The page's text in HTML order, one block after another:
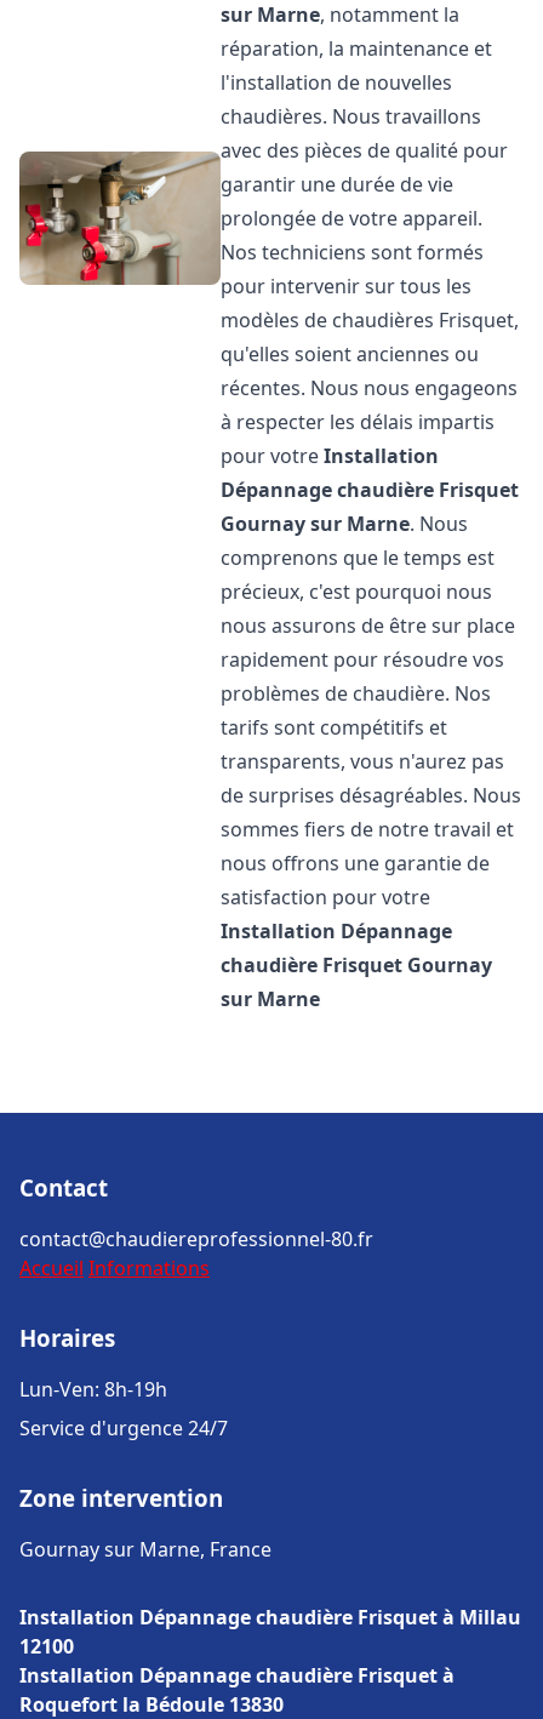
sur Marne, notamment la
réparation, la maintenance et
l'installation de nouvelles
chaudières. Nous travaillons
avec des pièces de qualité pour
garantir une durée de vie
prolongée de votre appareil.
Nos techniciens sont formés
pour intervenir sur tous les
modèles de chaudières Frisquet,
qu'elles soient anciennes ou
récentes. Nous nous engageons
à respecter les délais impartis
pour votreInstallation
Dépannage chaudière Frisquet
Gournay sur Marne. Nous
comprenons que le temps est
précieux, c'est pourquoi nous
nous assurons de être sur place
rapidement pour résoudre vos
problèmes de chaudière. Nos
tarifs sont compétitifs et
transparents, vous n'aurez pas
de surprises désagréables. Nous
sommes fiers de notre travail et
nous offrons une garantie de
satisfaction pour votre
Installation Dépannage
chaudière Frisquet Gournay
sur Marne
Contact
contact@chaudiereprofessionnel-80.fr
Accueil Informations
Horaires
Lun-Ven: 8h-19h
Service d'urgence 24/7
Zone intervention
Gournay sur Marne, France
Installation Dépannage chaudière Frisquet à Millau
12100
Installation Dépannage chaudière Frisquet à
Roquefort la Bédoule 13830